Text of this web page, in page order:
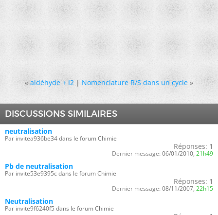
« aldéhyde + I2|Nomenclature R/S dans un cycle »
DISCUSSIONS SIMILAIRES
neutralisation
Par invitea936be34 dans le forum Chimie
Réponses: 1
Dernier message: 06/01/2010, 21h49
Pb de neutralisation
Par invite53e9395c dans le forum Chimie
Réponses: 1
Dernier message: 08/11/2007, 22h15
Neutralisation
Par invite9f6240f5 dans le forum Chimie